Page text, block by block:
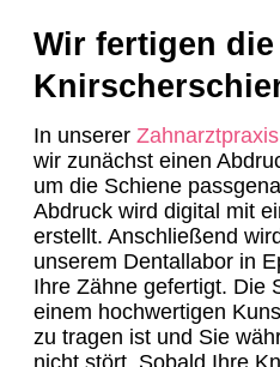
Wir fertigen die
In unserer
wir zunächst einen
um die Schiene
Abdruck wird digital mit
erstellt. Anschließend
unserem Dentallabor in
Ihre Zähne gefertigt. Die
einem hochwertigen
zu tragen ist und Sie